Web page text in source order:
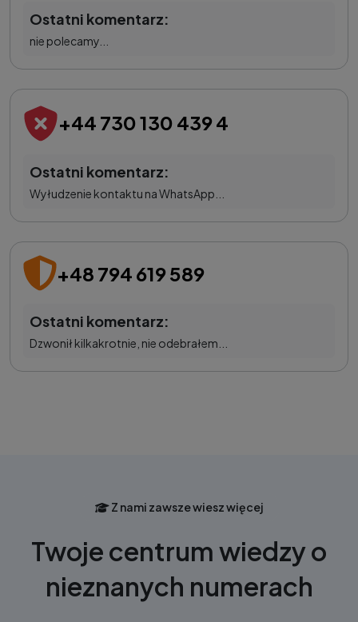
Ostatni komentarz:
nie polecamy...
+44 730 130 439 4
Ostatni komentarz:
Wyłudzenie kontaktu na WhatsApp...
+48 794 619 589
Ostatni komentarz:
Dzwonił kilkakrotnie, nie odebrałem...
Z nami zawsze wiesz więcej
Twoje centrum wiedzy o
nieznanych numerach